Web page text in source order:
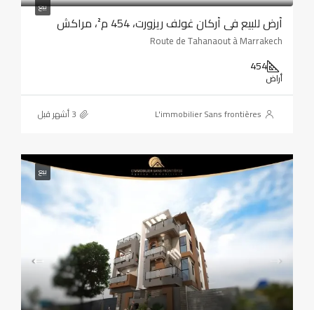
بيع
أرض للبيع في أركان غولف ريزورت، 454 م²، مراكش
Route de Tahanaout à Marrakech
454
أراض
L'immobilier Sans frontières
بيع